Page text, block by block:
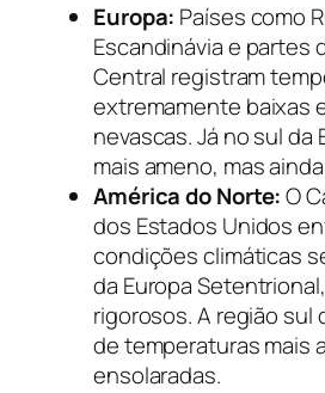
Europa: Países como
Escandinávia e partes
Central registram
extremamente baixas
nevascas. Já no sul da
mais ameno, mas
América do Norte:O
dos Estados Unidos
condições climáticas
da Europa
rigorosos. A região sul
de temperaturas mais
ensolaradas.